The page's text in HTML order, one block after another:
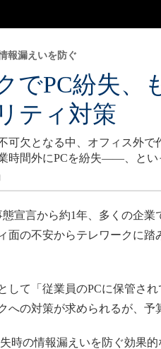
でPC紛失
ティ対策
報漏えいを防ぐ
可欠となる中、オフィス外
時間外にPCを紛失――、とい
宣言から約1年、多くの企
面の不安からテレワークに
て「従業員のPCに保管さ
への対策が求められるが、
時の情報漏えいを防ぐ効果的